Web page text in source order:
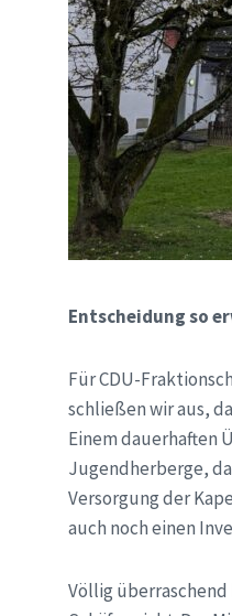
Entscheidung so
Für CDU-
schließen wir aus,
Einem dauerhaften
Jugendherberge,
Versorgung der
auch noch einen
Völlig